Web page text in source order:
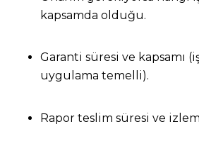
kapsamda olduğu.
Garanti süresi ve kapsamı
uygulama temelli).
Rapor teslim süresi ve